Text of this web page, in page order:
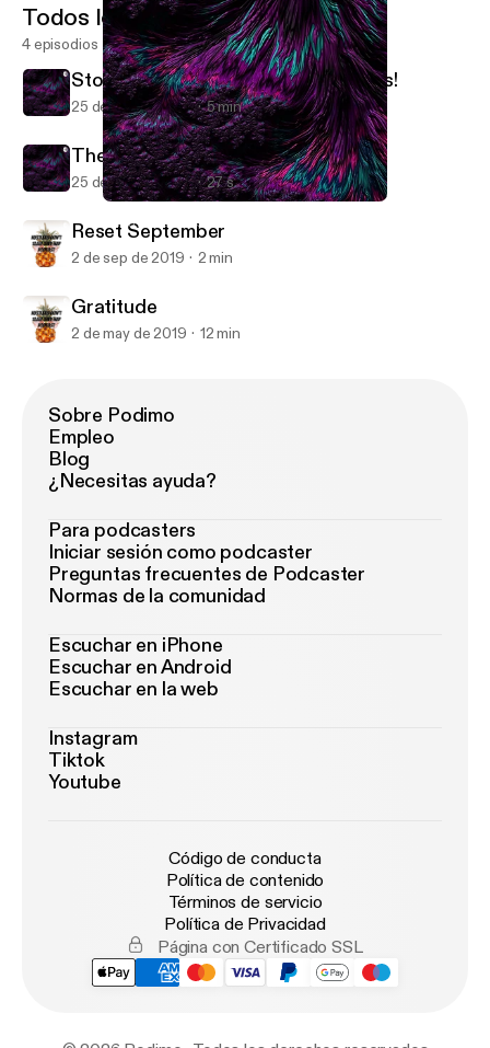
Chamberlane's Chambers
Todos los episodios
4 episodios
Stop Making New Year’s Resolutions!
25 de nov de 2019 5 min
The Melle Hartley Podcast (Trailer)
25 de nov de 2019 27 s
Reset September
2 de sep de 2019 2 min
Gratitude
2 de may de 2019 12 min
Sobre Podimo
Empleo
Blog
¿Necesitas ayuda?
Para podcasters
Iniciar sesión como podcaster
Preguntas frecuentes de Podcaster
Normas de la comunidad
Escuchar en iPhone
Escuchar en Android
Escuchar en la web
Instagram
Tiktok
Youtube
Código de conducta
Política de contenido
Términos de servicio
Política de Privacidad
Página con Certificado SSL